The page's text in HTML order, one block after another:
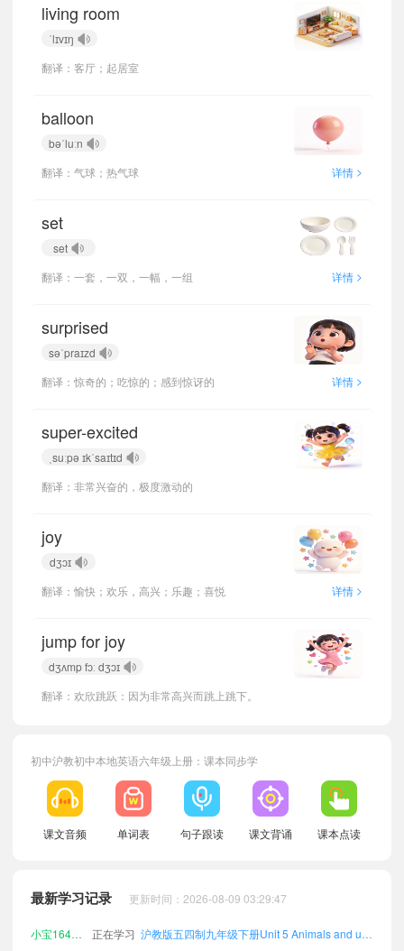
living room
ˈlɪvɪŋ
翻译：客厅；起居室
balloon
bəˈluːn
翻译：气球；热气球
详情 >
set
set
翻译：一套，一双，一幅，一组
详情 >
surprised
səˈpraɪzd
翻译：惊奇的；吃惊的；感到惊讶的
详情 >
super-excited
ˌsuːpə ɪkˈsaɪtɪd
翻译：非常兴奋的，极度激动的
joy
dʒɔɪ
翻译：愉快；欢乐，高兴；乐趣；喜悦
详情 >
jump for joy
dʒʌmp fɔː dʒɔɪ
翻译：欢欣跳跃：因为非常高兴而跳上跳下。
初中沪教初中本地英语六年级上册：课本同步学
课文音频 单词表 句子跟读 课文背诵 课本点读
最新学习记录 更新时间：2026-08-09 03:29:47
小宝114968 正在学习
小宝447666
正在学习
小宝164790
正在学习 沪教版五四制九年级下册Unit 5 Animals and us单词